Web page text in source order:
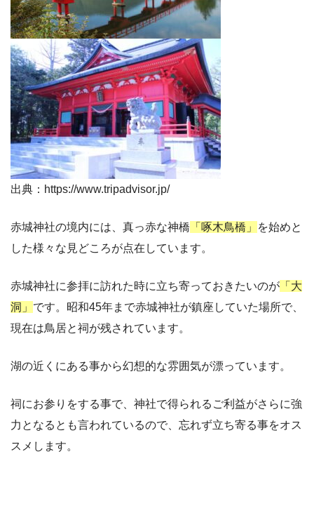
出典：https://www.tripadvisor.jp/
赤城神社の境内には、真っ赤な神橋 「啄木鳥橋」
を始めと
した様々な見どころが点在しています。
赤城神社に参拝に訪れた時に立ち寄っておきたいのが 「大
洞」 です。昭和45年まで赤城神社が鎮座していた場所で、
現在は鳥居と祠が残されています。
湖の近くにある事から幻想的な雰囲気が漂っています。
祠にお参りをする事で、神社で得られるご利益がさらに強
力となるとも言われているので、忘れず立ち寄る事をオス
スメします。